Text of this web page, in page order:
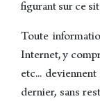
figurant sur ce
Toute
Internet, y
etc...
dernier, sans